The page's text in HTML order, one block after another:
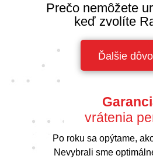
Prečo nemôžete
keď zvolíte
Ďalšie
vrátenia
Po roku sa opýtame,
Nevybrali sme